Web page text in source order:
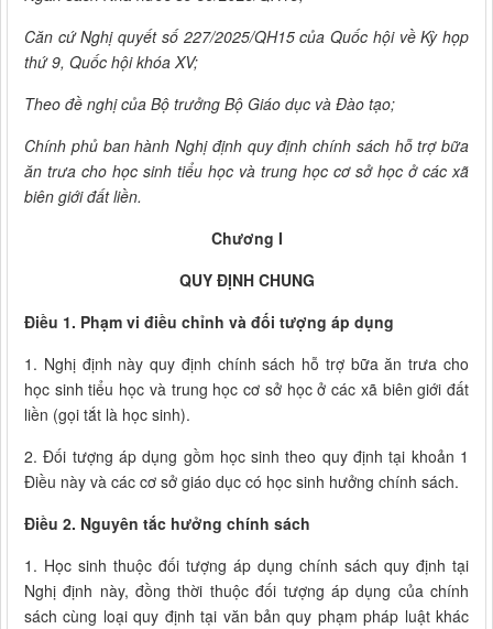
Căn cứ Nghị quyết số 227/2025/QH15 của Quốc hội về Kỳ họp
thứ 9, Quốc hội khóa XV;
Theo đề nghị của Bộ trưởng Bộ Giáo dục và Đào tạo;
Chính phủ ban hành Nghị định quy định chính sách hỗ trợ bữa
ăn trưa cho học sinh tiểu học và trung học cơ sở học ở các xã
biên giới đất liền.
Chương I
QUY ĐỊNH CHUNG
Điều 1. Phạm vi điều chỉnh và đối tượng áp dụng
1. Nghị định này quy định chính sách hỗ trợ bữa ăn trưa cho
học sinh tiểu học và trung học cơ sở học ở các xã biên giới đất
liền (gọi tắt là học sinh).
2. Đối tượng áp dụng gồm học sinh theo quy định tại khoản 1
Điều này và các cơ sở giáo dục có học sinh hưởng chính sách.
Điều 2. Nguyên tắc hưởng chính sách
1. Học sinh thuộc đối tượng áp dụng chính sách quy định tại
Nghị định này, đồng thời thuộc đối tượng áp dụng của chính
sách cùng loại quy định tại văn bản quy phạm pháp luật khác